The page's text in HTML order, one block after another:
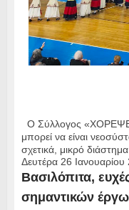
Ο Σύλλογος
μπορεί να είναι
σχετικά, μικρό
Δευτέρα 26 Ιανουαρίου
Βασιλόπιτα,
σημαντικών